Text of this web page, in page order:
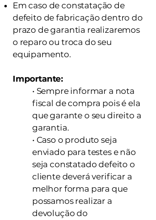
Em caso de constatação de
defeito de fabricação dentro do
prazo de garantia realizaremos
o reparo ou troca do seu
equipamento.
Importante:
• Sempre informar a nota
fiscal de compra pois é ela
que garante o seu direito a
garantia.
• Caso o produto seja
enviado para testes e não
seja constatado defeito o
cliente deverá verificar a
melhor forma para que
possamos realizar a
devolução do